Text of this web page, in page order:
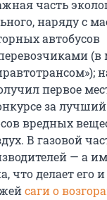
часть
наряду с
автобусов
первое
за
вредных
В газовой
— а
что делает его
саги о